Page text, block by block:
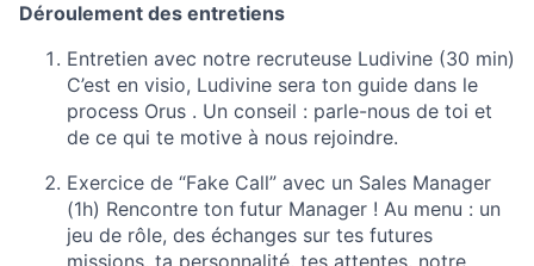
Déroulement des entretiens
Entretien avec notre recruteuse Ludivine (30 min)
C’est en visio, Ludivine sera ton guide dans le
process Orus . Un conseil : parle-nous de toi et
de ce qui te motive à nous rejoindre.
Exercice de “Fake Call” avec un Sales Manager
(1h) Rencontre ton futur Manager ! Au menu : un
jeu de rôle, des échanges sur tes futures